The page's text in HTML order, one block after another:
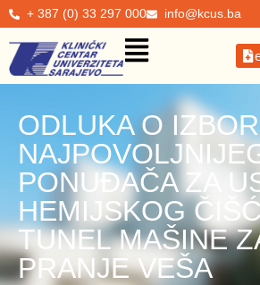
+ 387 (0) 33 297 000 info@kcus.ba
ODLUKA O
PONUĐAČA ZA
HEMIJSKOG
TUNEL MAŠINE
PRANJE VEŠA